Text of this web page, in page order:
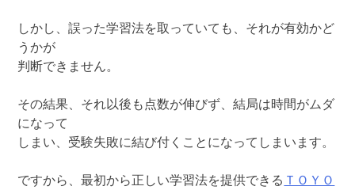
しかし、誤った学習法を取っていても、それが有効かど
うかが
判断できません。
その結果、それ以後も点数が伸びず、結局は時間がムダ
になって
しまい、受験失敗に結び付くことになってしまいます。
ですから、最初から正しい学習法を提供できる ＴＯＹＯ